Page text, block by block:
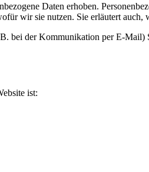
Daten erhoben.
wir sie nutzen. Sie erläutert auch,
bei der Kommunikation per E-
ist: